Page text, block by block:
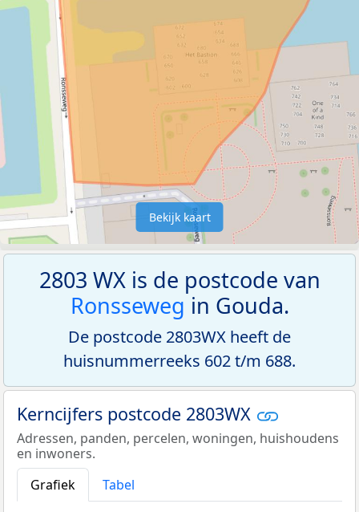
Bekijk kaart
2803 WX is de postcode van
Ronsseweg in Gouda.
De postcode 2803WX heeft de
huisnummerreeks 602 t/m 688.
Kerncijfers postcode 2803WX
Adressen, panden, percelen, woningen, huishoudens
en inwoners.
Grafiek
Tabel